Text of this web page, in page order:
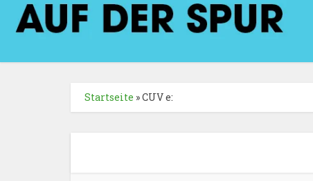
Startseite »CUV e: